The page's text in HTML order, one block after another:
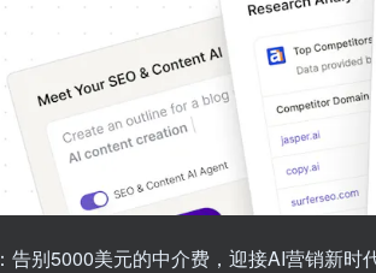
：告别5000美元的中介费，迎接AI营销新时代